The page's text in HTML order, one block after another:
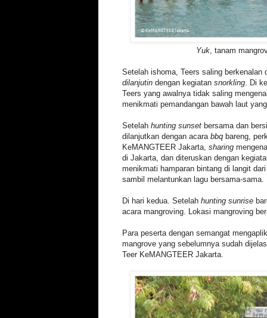
Yuk, tanam
Setelah ishoma, Teers saling berkenalan
dilanjutin dengan kegiatan snorkling. Di
Teers yang awalnya tidak saling
menikmati pemandangan bawah laut
Setelah hunting sunset bersama dan
dilanjutkan dengan acara bbq bareng,
KeMANGTEER Jakarta, sharing
di Jakarta, dan diteruskan dengan
menikmati hamparan bintang di langit
sambil melantunkan lagu bersama-sama.
Di hari kedua. Setelah hunting sunrise
acara mangroving. Lokasi mangroving
Para peserta dengan semangat
mangrove yang sebelumnya sudah
Teer KeMANGTEER Jakarta.